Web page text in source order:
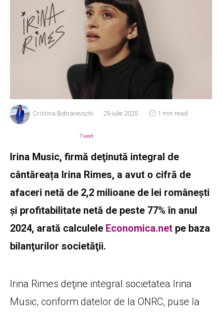
Cristina Botnarevschi 29 iulie 2025 1 min read
Tweet
Irina Music, firmă deţinută integral de
cântăreața Irina Rimes, a avut o cifră de
afaceri netă de 2,2 milioane de lei românești
şi profitabilitate netă de peste 77% în anul
2024, arată calculele Economica.net pe baza
bilanţurilor societăţii.
Irina Rimes deţine integral societatea Irina
Music, conform datelor de la ONRC, puse la